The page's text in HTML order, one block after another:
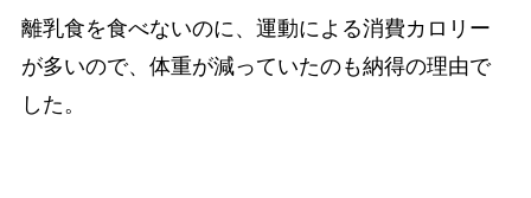
離乳食を食べないのに、運動による消費カロリー
が多いので、体重が減っていたのも納得の理由で
した。